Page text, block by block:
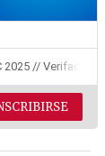
2025 // Verifactu: